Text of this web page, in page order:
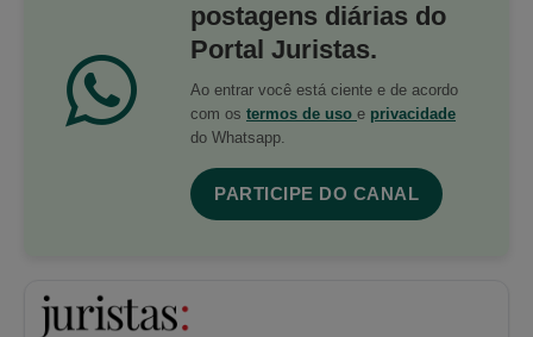
postagens diárias do
Portal Juristas.
Ao entrar você está ciente e de acordo
com os termos de uso e privacidade
do Whatsapp.
PARTICIPE DO CANAL